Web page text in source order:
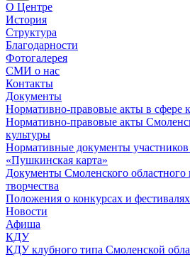
О Центре
История
Структура
Благодарности
Фотогалерея
СМИ о нас
Контакты
Документы
Нормативно-правовые акты в сфере
Нормативно-правовые акты
культуры
Нормативные документы
«Пушкинская карта»
Документы Смоленского областного
творчества
Положения о конкурсах и фестивалях
Новости
Афиша
КДУ
КДУ клубного типа Смоленской